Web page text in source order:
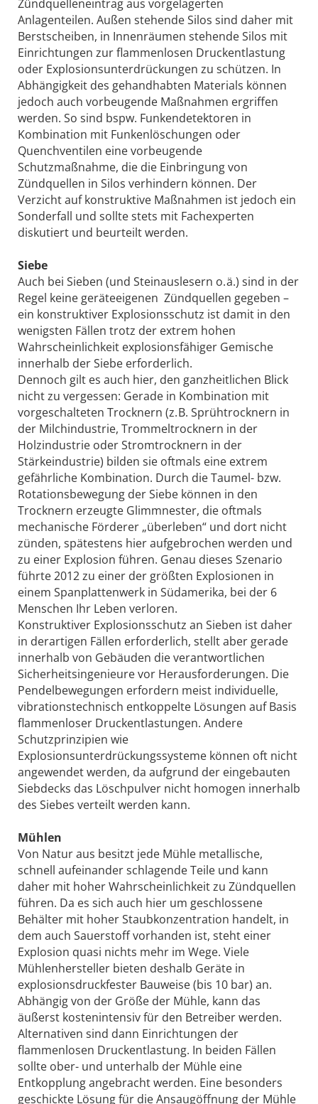
Zündquelleneintrag aus vorgelagerten
Anlagenteilen. Außen stehende Silos sind daher mit
Berstscheiben, in Innenräumen stehende Silos mit
Einrichtungen zur flammenlosen Druckentlastung
oder Explosionsunterdrückungen zu schützen. In
Abhängigkeit des gehandhabten Materials können
jedoch auch vorbeugende Maßnahmen ergriffen
werden. So sind bspw. Funkendetektoren in
Kombination mit Funkenlöschungen oder
Quenchventilen eine vorbeugende
Schutzmaßnahme, die die Einbringung von
Zündquellen in Silos verhindern können. Der
Verzicht auf konstruktive Maßnahmen ist jedoch ein
Sonderfall und sollte stets mit Fachexperten
diskutiert und beurteilt werden.
Siebe
Auch bei Sieben (und Steinauslesern o. ä.) sind in der
Regel keine geräteeigenen Zündquellen gegeben –
ein konstruktiver Explosionsschutz ist damit in den
wenigsten Fällen trotz der extrem hohen
Wahrscheinlichkeit explosionsfähiger Gemische
innerhalb der Siebe erforderlich.
Dennoch gilt es auch hier, den ganzheitlichen Blick
nicht zu vergessen: Gerade in Kombination mit
vorgeschalteten Trocknern (z. B. Sprühtrocknern in
der Milchindustrie, Trommeltrocknern in der
Holzindustrie oder Stromtrocknern in der
Stärkeindustrie) bilden sie oftmals eine extrem
gefährliche Kombination. Durch die Taumel- bzw.
Rotationsbewegung der Siebe können in den
Trocknern erzeugte Glimmnester, die oftmals
mechanische Förderer „überleben“ und dort nicht
zünden, spätestens hier aufgebrochen werden und
zu einer Explosion führen. Genau dieses Szenario
führte 2012 zu einer der größten Explosionen in
einem Spanplattenwerk in Südamerika, bei der 6
Menschen Ihr Leben verloren.
Konstruktiver Explosionsschutz an Sieben ist daher
in derartigen Fällen erforderlich, stellt aber gerade
innerhalb von Gebäuden die verantwortlichen
Sicherheitsingenieure vor Herausforderungen. Die
Pendelbewegungen erfordern meist individuelle,
vibrationstechnisch entkoppelte Lösungen auf Basis
flammenloser Druckentlastungen. Andere
Schutzprinzipien wie
Explosionsunterdrückungssysteme können oft nicht
angewendet werden, da aufgrund der eingebauten
Siebdecks das Löschpulver nicht homogen innerhalb
des Siebes verteilt werden kann.
Mühlen
Von Natur aus besitzt jede Mühle metallische,
schnell aufeinander schlagende Teile und kann
daher mit hoher Wahrscheinlichkeit zu Zündquellen
führen. Da es sich auch hier um geschlossene
Behälter mit hoher Staubkonzentration handelt, in
dem auch Sauerstoff vorhanden ist, steht einer
Explosion quasi nichts mehr im Wege. Viele
Mühlenhersteller bieten deshalb Geräte in
explosionsdruckfester Bauweise (bis 10 bar) an.
Abhängig von der Größe der Mühle, kann das
äußerst kostenintensiv für den Betreiber werden.
Alternativen sind dann Einrichtungen der
flammenlosen Druckentlastung. In beiden Fällen
sollte ober- und unterhalb der Mühle eine
Entkopplung angebracht werden. Eine besonders
geschickte Lösung für die Ansaugöffnung der Mühle